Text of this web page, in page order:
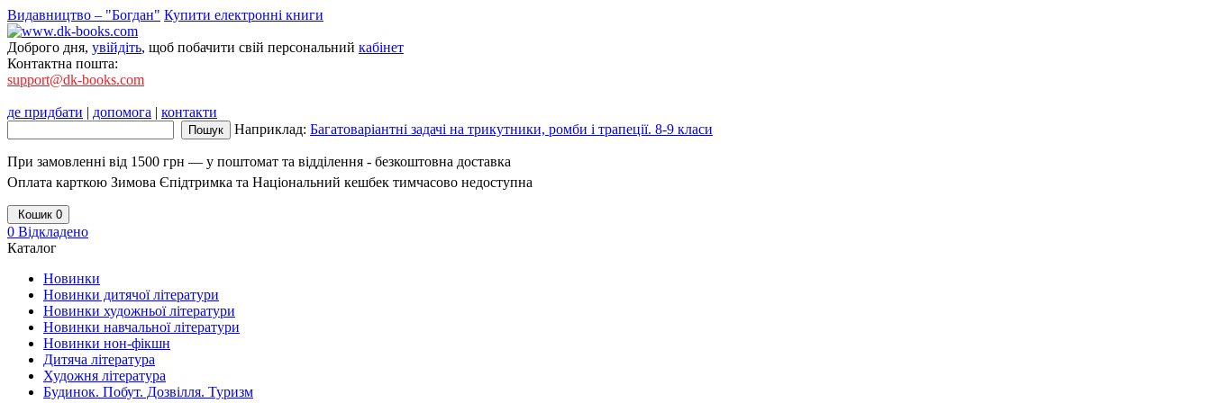
Видавництво – "Богдан" Купити електронні книги
Доброго дня, увійдіть, щоб побачити свій персональний кабінет
Контактна пошта:
support@dk-books.com
де придбати | допомога | контакти
Наприклад: Багатоваріантні задачі на трикутники, ромби і трапеції. 8-9 класи
При замовленні від 1500 грн — у поштомат та відділення - безкоштовна доставка
Оплата карткою Зимова Єпідтримка та Національний кешбек тимчасово недоступна
Кошик 0
0 Відкладено
Каталог
Новинки
Новинки дитячої літератури
Новинки художньої літератури
Новинки навчальної літератури
Новинки нон-фікшн
Дитяча література
Художня література
Будинок. Побут. Дозвілля. Туризм